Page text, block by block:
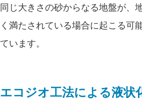
同じ大きさの砂からなる地盤が、
く満たされている場合に起こる可
ています。
エコジオ工法による液状